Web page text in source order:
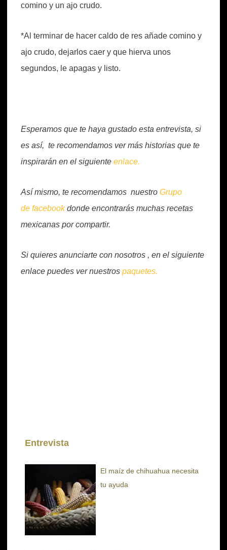
comino y un ajo crudo.
*Al terminar de hacer caldo de res añade comino y
ajo crudo, dejarlos caer y que hierva unos
segundos, le apagas y listo.
Esperamos que te haya gustado esta entrevista, si
es así, te recomendamos ver más historias que te
inspirarán en el siguiente enlace.
Así mismo, te recomendamos nuestro Grupo
de facebookdonde encontrarás muchas recetas
mexicanas por compartir.
Si quieres anunciarte con nosotros , en el siguiente
enlace puedes ver nuestros paquetes.
Entrevista
El maíz de chihuahua necesita
tu ayuda